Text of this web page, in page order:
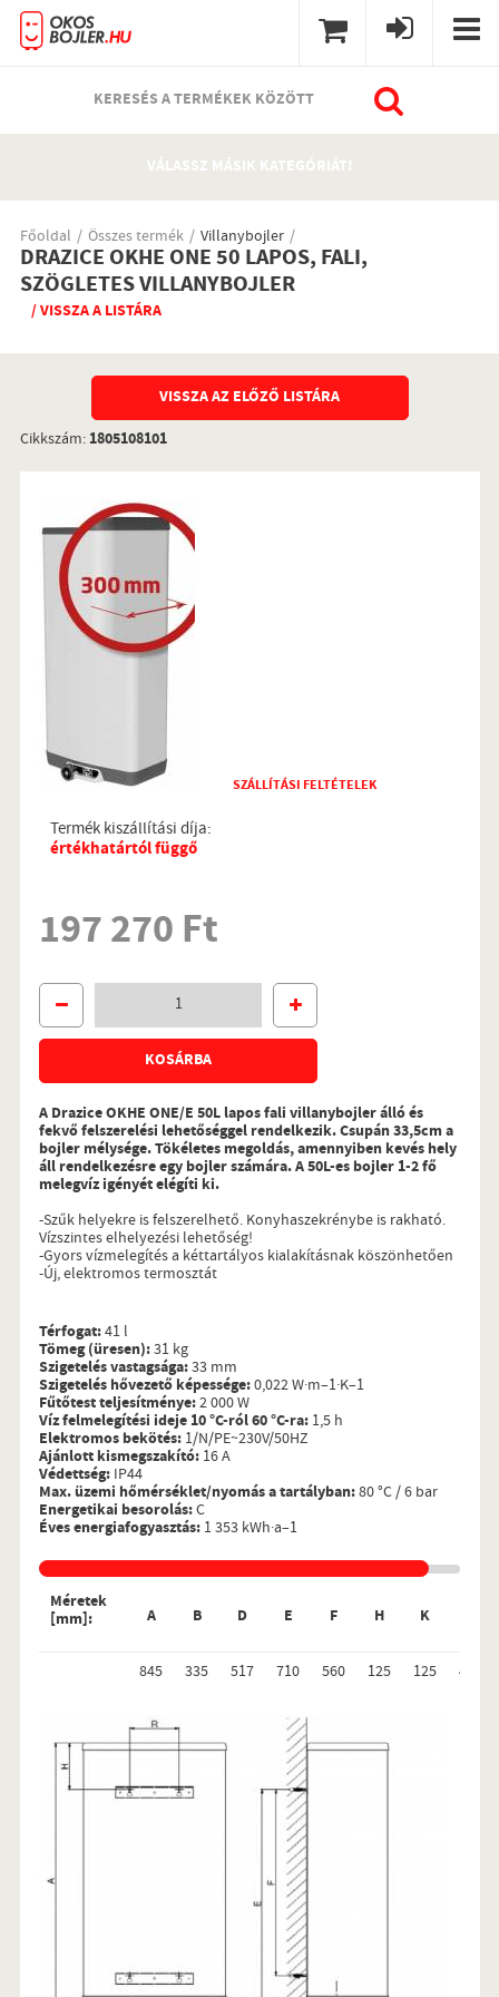
KERESÉS A TERMÉKEK KÖZÖTT
VÁLASSZ MÁSIK KATEGÓRIÁT!
Főoldal Összes termék Villanybojler
DRAZICE OKHE ONE 50 LAPOS, FALI,
SZÖGLETES VILLANYBOJLER
/ VISSZA A LISTÁRA
VISSZA AZ ELŐZŐ LISTÁRA
Cikkszám:1805108101
SZÁLLÍTÁSI FELTÉTELEK
Termék kiszállítási díja:
értékhatártól függő
197 270 Ft
KOSÁRBA
A Drazice OKHE ONE/E 50L lapos fali villanybojler álló és
fekvő felszerelési lehetőséggel rendelkezik. Csupán 33,5cm a
bojler mélysége. Tökéletes megoldás, amennyiben kevés hely
áll rendelkezésre egy bojler számára. A 50L-es bojler 1-2 fő
melegvíz igényét elégíti ki.
-Szűk helyekre is felszerelhető. Konyhaszekrénybe is rakható.
Vízszintes elhelyezési lehetőség!
-Gyors vízmelegítés a kéttartályos kialakításnak köszönhetően
-Új, elektromos termosztát
Térfogat:41 l
Tömeg (üresen):31 kg
Szigetelés vastagsága:33 mm
Szigetelés hővezető képessége:0,022 W·m–1·K–1
Fűtőtest teljesítménye:2 000 W
Víz felmelegítési ideje 10 °C-ról 60 °C-ra:1,5 h
Elektromos bekötés:1/N/PE~230V/50HZ
Ajánlott kismegszakító:16 A
Védettség:IP44
Max. üzemi hőmérséklet/nyomás a tartályban:80 °C / 6 bar
Energetikai besorolás:C
Éves energiafogyasztás:1 353 kWh·a–1
Méretek
[mm]: A B D E F H K
845 335 517 710 560 125 125 450